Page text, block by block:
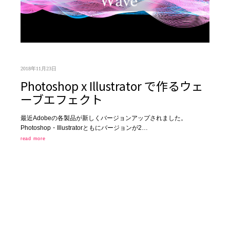
2018年11月23日
Photoshop x Illustrator で作るウェ
ーブエフェクト
最近Adobeの各製品が新しくバージョンアップされました。
Photoshop・Illustratorともにバージョンが2…
read more